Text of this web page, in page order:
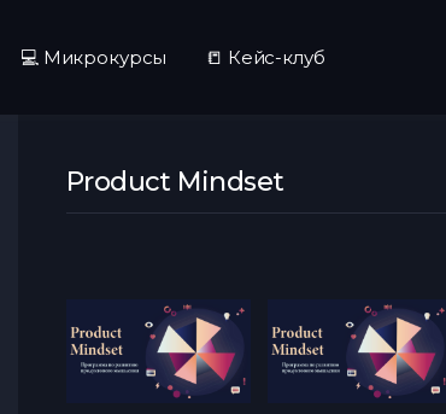
💻 Микрокурсы 📒 Кейс-клуб
Product Mindset